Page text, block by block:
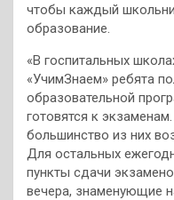
чтобы каждый
образование.
«В госпитальных
«УчимЗнаем» ребята
образовательной
готовятся к
большинство из них
Для остальных
пункты сдачи
вечера, знаменующие